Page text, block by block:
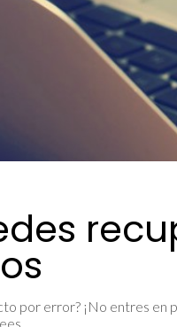
por error? ¡No entres